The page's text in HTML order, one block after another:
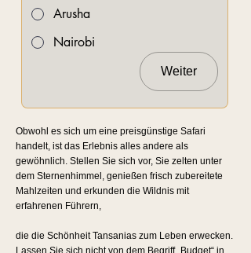
Arusha
Nairobi
Weiter
Obwohl es sich um eine preisgünstige Safari
handelt, ist das Erlebnis alles andere als
gewöhnlich. Stellen Sie sich vor, Sie zelten unter
dem Sternenhimmel, genießen frisch zubereitete
Mahlzeiten und erkunden die Wildnis mit
erfahrenen Führern,
die die Schönheit Tansanias zum Leben erwecken.
Lassen Sie sich nicht von dem Begriff „Budget“ in